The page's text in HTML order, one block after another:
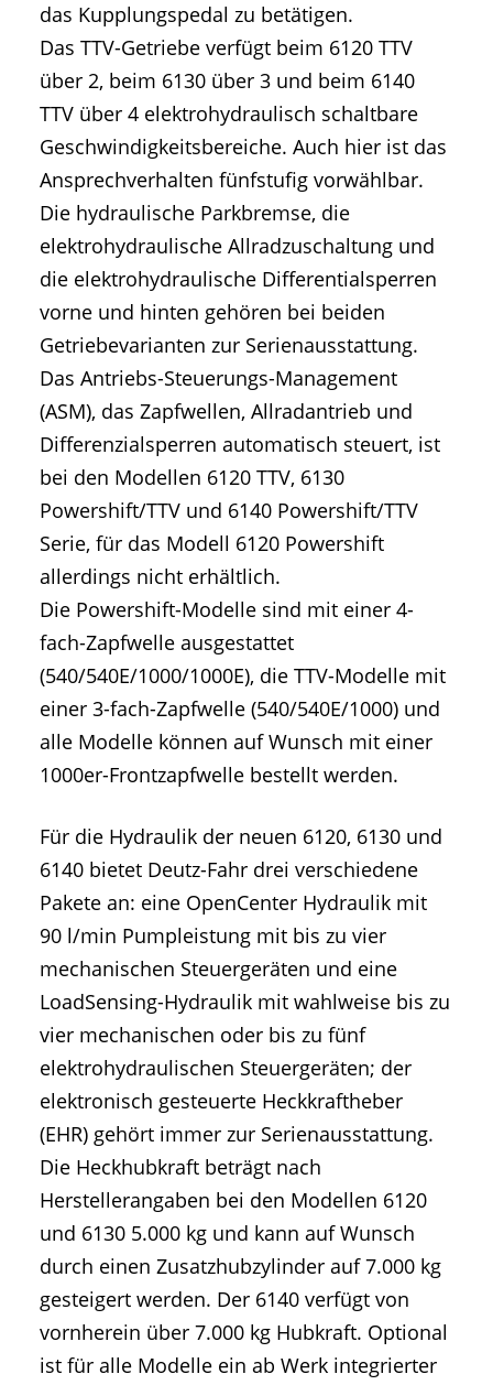
das Kupplungspedal zu betätigen.
Das TTV-Getriebe verfügt beim 6120 TTV
über 2, beim 6130 über 3 und beim 6140
TTV über 4 elektrohydraulisch schaltbare
Geschwindigkeitsbereiche. Auch hier ist das
Ansprechverhalten fünfstufig vorwählbar.
Die hydraulische Parkbremse, die
elektrohydraulische Allradzuschaltung und
die elektrohydraulische Differentialsperren
vorne und hinten gehören bei beiden
Getriebevarianten zur Serienausstattung.
Das Antriebs-Steuerungs-Management
(ASM), das Zapfwellen, Allradantrieb und
Differenzialsperren automatisch steuert, ist
bei den Modellen 6120 TTV, 6130
Powershift/TTV und 6140 Powershift/TTV
Serie, für das Modell 6120 Powershift
allerdings nicht erhältlich.
Die Powershift-Modelle sind mit einer 4-
fach-Zapfwelle ausgestattet
(540/540E/1000/1000E), die TTV-Modelle mit
einer 3-fach-Zapfwelle (540/540E/1000) und
alle Modelle können auf Wunsch mit einer
1000er-Frontzapfwelle bestellt werden.
Für die Hydraulik der neuen 6120, 6130 und
6140 bietet Deutz-Fahr drei verschiedene
Pakete an: eine OpenCenter Hydraulik mit
90 l/min Pumpleistung mit bis zu vier
mechanischen Steuergeräten und eine
LoadSensing-Hydraulik mit wahlweise bis zu
vier mechanischen oder bis zu fünf
elektrohydraulischen Steuergeräten; der
elektronisch gesteuerte Heckkraftheber
(EHR) gehört immer zur Serienausstattung.
Die Heckhubkraft beträgt nach
Herstellerangaben bei den Modellen 6120
und 6130 5.000 kg und kann auf Wunsch
durch einen Zusatzhubzylinder auf 7.000 kg
gesteigert werden. Der 6140 verfügt von
vornherein über 7.000 kg Hubkraft. Optional
ist für alle Modelle ein ab Werk integrierter